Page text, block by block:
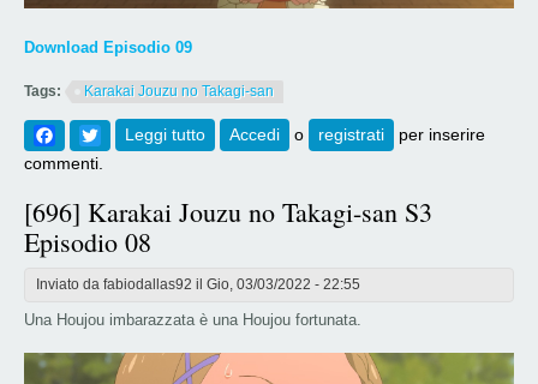
Download Episodio 09
Tags: Karakai Jouzu no Takagi-san
Facebook
Twitter
Leggi tutto su [697] Karakai Jouzu no Takagi-san S3
Episodio 09
Accedi o registrati
per inserire
commenti.
[696] Karakai Jouzu no Takagi-san S3
Episodio 08
Inviato da fabiodallas92 il Gio, 03/03/2022 - 22:55
Una Houjou imbarazzata è una Houjou fortunata.